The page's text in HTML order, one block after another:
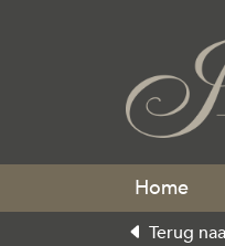
Terug